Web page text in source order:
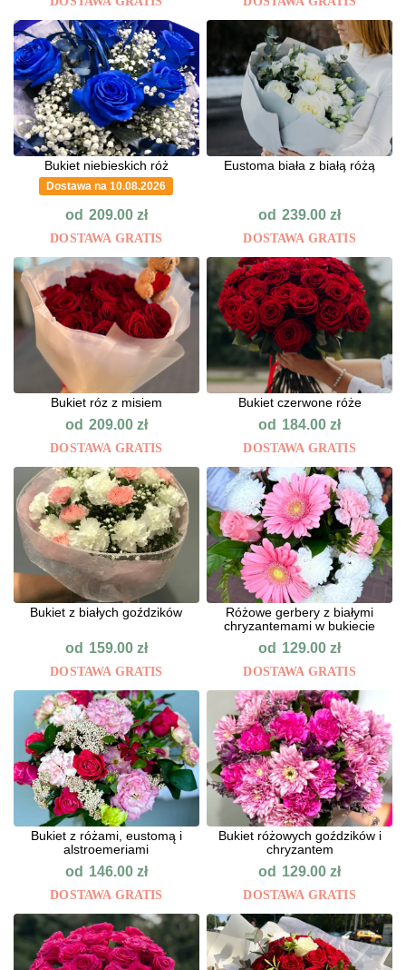
Bukiet niebieskich róż
Dostawa na 10.08.2026
od 209.00 zł
DOSTAWA GRATIS
Eustoma biała z białą różą
od 239.00zł
DOSTAWA GRATIS
Bukiet róz z misiem
od 209.00 zł
DOSTAWA GRATIS
Bukiet czerwone róże
od 184.00zł
DOSTAWA GRATIS
Bukiet z białych goździków
od 159.00 zł
DOSTAWA GRATIS
Różowe gerbery z białymi
chryzantemami w bukiecie
od 129.00zł
DOSTAWA GRATIS
Bukiet z różami, eustomą i
alstroemeriami
od 146.00 zł
DOSTAWA GRATIS
Bukiet różowych goździków i
chryzantem
od 129.00zł
DOSTAWA GRATIS